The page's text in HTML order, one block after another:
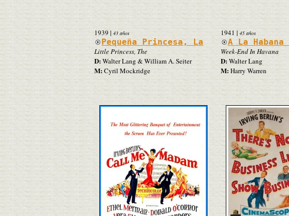
1939 | 43 años
Pequeña Princesa, La
Little Princess, The
D:Walter Lang & William A. Seiter
M:Cyril Mockridge
1941 | 45 años
A La Habana
Week-End In Havana
D:Walter Lang
M: Harry Warren